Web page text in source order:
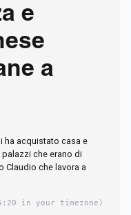
e
a
ha acquistato casa e
che erano di
Claudio che lavora a
in your timezone)